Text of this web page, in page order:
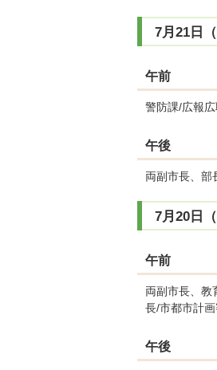
7月21日（
午前
警防課/広報
午後
両副市長、部
7月20日（
午前
両副市長、教
長/市都市計
午後